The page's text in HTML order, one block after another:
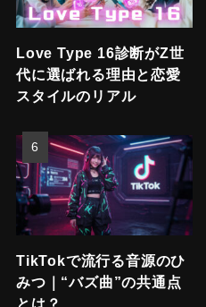
Love Type 16診断がZ世
代に選ばれる理由と恋愛
スタイルのリアル
TikTokで流行る音源のひ
みつ｜“バズ曲”の共通点
とは？